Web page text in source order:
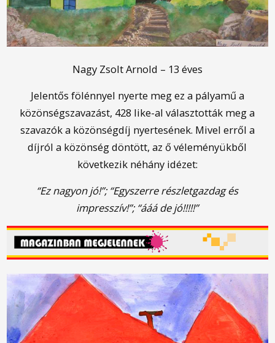
Nagy Zsolt Arnold – 13 éves
Jelentős fölénnyel nyerte meg ez a pályamű a
közönségszavazást, 428 like-al választották meg a
szavazók a közönségdíj nyertesének. Mivel erről a
díjról a közönség döntött, az ő véleményükből
következik néhány idézet:
“Ez nagyon jó!”; “Egyszerre részletgazdag és
impresszív!”; “ááá de jó!!!!!”